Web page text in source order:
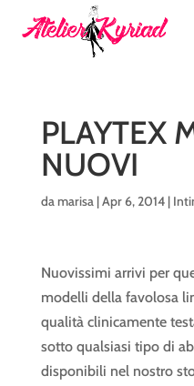
PLAYTEX
NUOVI
damarisa|Apr 6, 2014|
Nuovissimi arrivi per
modelli della favolosa
qualità clinicamente
sotto qualsiasi tipo di
disponibili nel nostro